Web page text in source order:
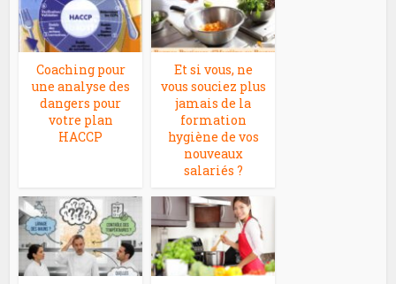
Coaching pour
une analyse des
dangers pour
votre plan
HACCP
Et si vous, ne
vous souciez plus
jamais de la
formation
hygiène de vos
nouveaux
salariés ?